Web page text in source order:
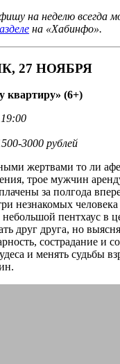
на неделю всегда
на «Хабинфо».
27 НОЯБРЯ
квартиру» (6+)
3000 рублей
жертвами то ли
трое мужчин
за полгода
незнакомых
пентхаус в
друг друга, но
сострадание и
и менять судьбы